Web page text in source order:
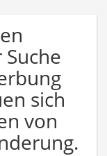
sich
von